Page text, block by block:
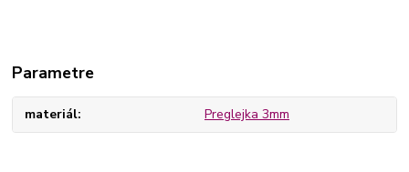
Parametre
materiál Preglejka 3mm